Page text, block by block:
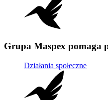
Grupa Maspex pomaga
Działania społeczne